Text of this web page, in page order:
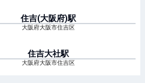
住吉(大阪府)駅
大阪府大阪市住吉区
住吉大社駅
大阪府大阪市住吉区